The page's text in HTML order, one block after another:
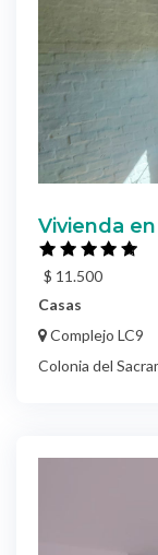
Vivienda
$ 11.500
Casas
Complejo LC9
Colonia del